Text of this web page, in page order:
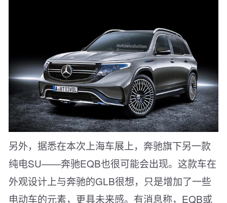
另外，据悉在本次上海车展上，奔驰旗下另一款
纯电SU——奔驰EQB也很可能会出现。这款车在
外观设计上与奔驰的GLB很想，只是增加了一些
电动车的元素，更具未来感。有消息称，EQB或